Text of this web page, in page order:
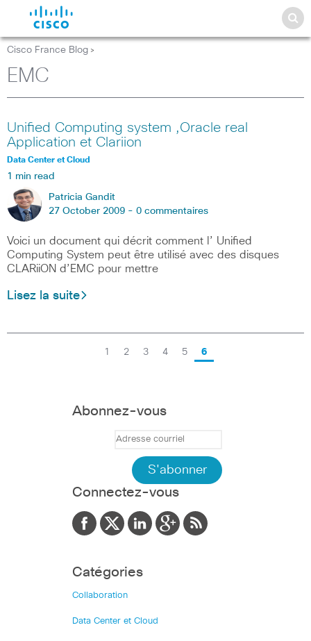
Cisco France Blog >
EMC
Unified Computing system ,Oracle real
Application et Clariion
Data Center et Cloud
1 min read
Patricia Gandit
27 October 2009 - 0 commentaires
Voici un document qui décrit comment l’ Unified
Computing System peut être utilisé avec des disques
CLARiiON d’EMC pour mettre
Lisez la suite
1 2 3 4 5 6
Abonnez-vous
Connectez-vous
Catégories
Collaboration
Data Center et Cloud